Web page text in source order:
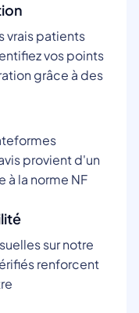
vrais patients
vos points
grâce à des
provient d'un
à la norme NF
sur notre
renforcent